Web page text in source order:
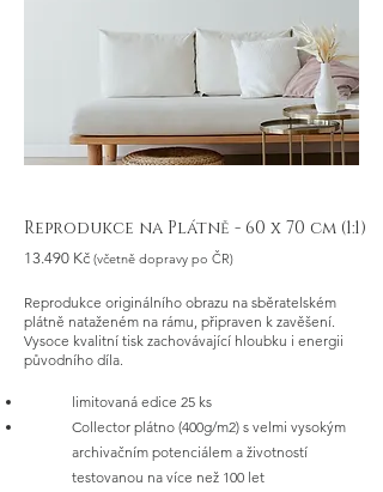
Reprodukce na Plátně - 60 x 70 cm (1:1)
13.490 Kč (včetně dopravy po ČR)
Reprodukce originálního obrazu na sběratelském
plátně nataženém na rámu, připraven k zavěšení.
Vysoce kvalitní tisk zachovávající hloubku i energii
původního díla.
limitovaná edice 25 ks
Collector plátno (400g/m2) s velmi vysokým
archivačním potenciálem a životností
testovanou na více než 100 let